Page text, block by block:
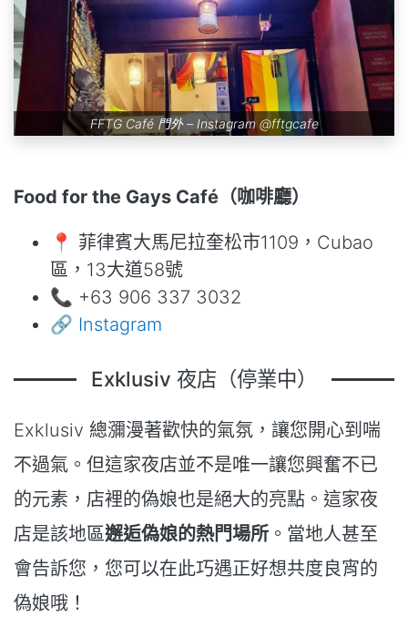
FFTG Café 門外 – Instagram @fftgcafe
Food for the Gays Café（咖啡廳）
📍 菲律賓大馬尼拉奎松市1109，Cubao
區，13大道58號
📞 +63 906 337 3032
🔗 Instagram
Exklusiv 夜店（停業中）
Exklusiv 總瀰漫著歡快的氣氛，讓您開心到喘
不過氣。但這家夜店並不是唯一讓您興奮不已
的元素，店裡的偽娘也是絕大的亮點。這家夜
店是該地區邂逅偽娘的熱門場所 。當地人甚至
會告訴您，您可以在此巧遇正好想共度良宵的
偽娘哦！